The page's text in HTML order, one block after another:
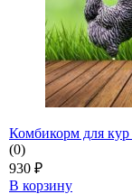
Комбикорм для
(0)
930 ₽
В корзину